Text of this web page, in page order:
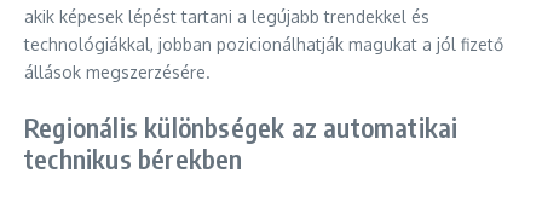
akik képesek lépést tartani a legújabb trendekkel és
technológiákkal, jobban pozicionálhatják magukat a jól fizető
állások megszerzésére.
Regionális különbségek az automatikai
technikus bérekben